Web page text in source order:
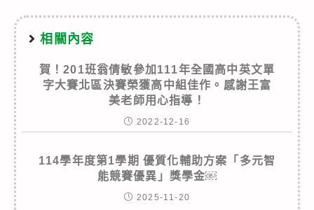
相關內容
賀！201班翁倩敏參加111年全國高中英文單
字大賽北區決賽榮獲高中組佳作。感謝王富
美老師用心指導！
2022-12-16
114學年度第1學期 優質化輔助方案「多元智
能競賽優異」獎學金￼
2025-11-20